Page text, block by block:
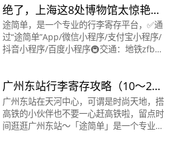
绝了，上海这8处博物馆太惊艳✨
适合带娃
途简单，是一个专业的行李寄存平台，✅通
过“途简单”App/微信小程序/支付宝小程序/
抖音小程序/百度小程序🚇交通：地铁zfb扫
9 日关闭
广州东站行李寄存攻略（10～20
元/天）
广州东站在天河中心，可谓是时尚天地，搭
高铁的小伙伴也不要一心赶高铁啦，留点时
间逛逛广州东站～「途简单」是一个专业的